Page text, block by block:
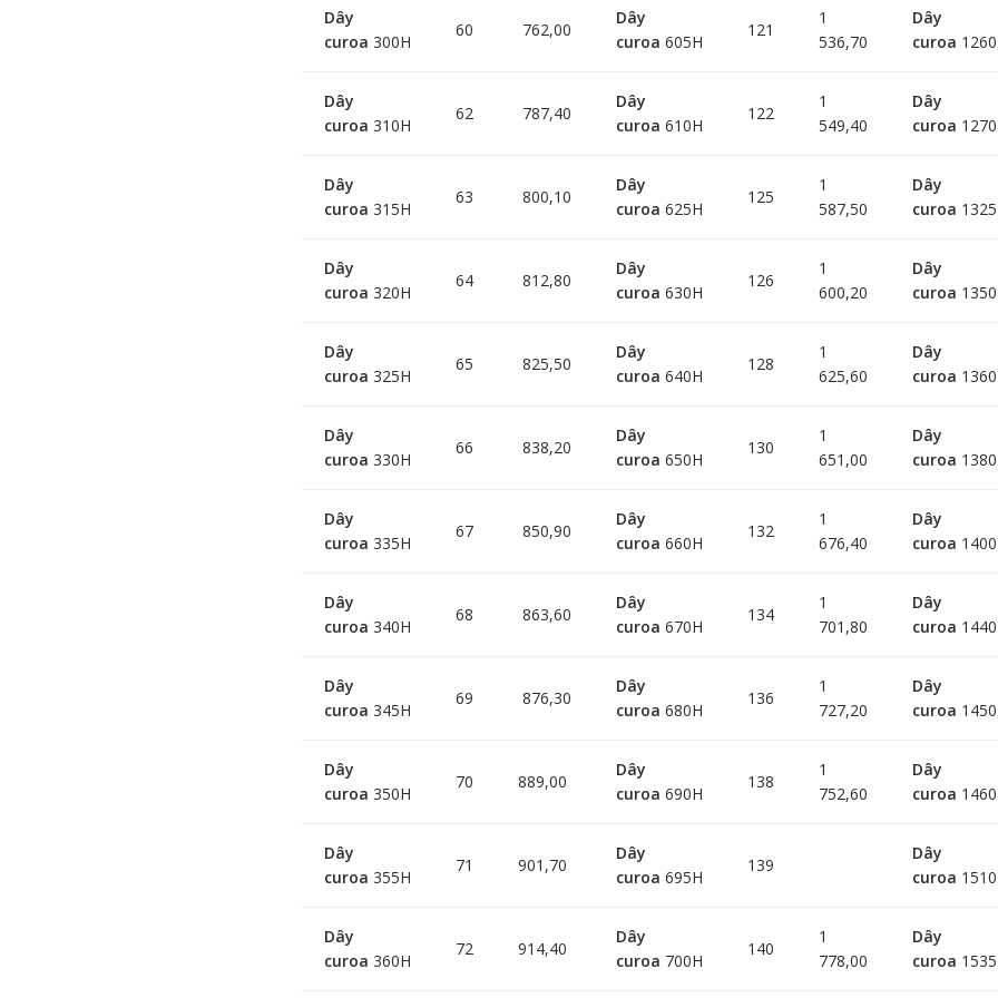
Dây
curoa 300H
60 762,00
Dây
curoa 605H
121
1
536,70
Dây
curoa
Dây
curoa 310H
62 787,40
Dây
curoa 610H
122
1
549,40
Dây
curoa
Dây
curoa 315H
63 800,10
Dây
curoa 625H
125
1
587,50
Dây
curoa
Dây
curoa 320H
64 812,80
Dây
curoa 630H
126
1
600,20
Dây
curoa
Dây
curoa 325H
65 825,50
Dây
curoa 640H
128
1
625,60
Dây
curoa
Dây
curoa 330H
66 838,20
Dây
curoa 650H
130
1
651,00
Dây
curoa
Dây
curoa 335H
67 850,90
Dây
curoa 660H
132
1
676,40
Dây
curoa
Dây
curoa 340H
68 863,60
Dây
curoa 670H
134
1
701,80
Dây
curoa
Dây
curoa 345H
69 876,30
Dây
curoa 680H
136
1
727,20
Dây
curoa
Dây
curoa 350H
70 889,00
Dây
curoa 690H
138
1
752,60
Dây
curoa
Dây
curoa 355H
71 901,70
Dây
curoa 695H
139
Dây
curoa
Dây
curoa 360H
72 914,40
Dây
curoa 700H
140
1
778,00
Dây
curoa